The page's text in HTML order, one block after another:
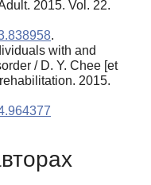
2015. Vol. 22.
.
with and
/ D. Y. Chee [et
2015.